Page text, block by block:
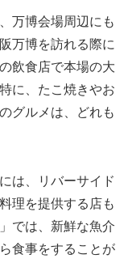
万博会場周辺にも
万博を訪れる際に
飲食店で本場の大
に、たこ焼きやお
グルメは、どれも
は、リバーサイド
理を提供する店も
では、新鮮な魚介
食事をすることが